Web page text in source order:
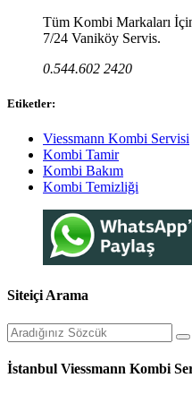
Tüm Kombi Markaları
7/24 Vaniköy Servis.
0.544.602 2420
Etiketler:
Viessmann Kombi Servisi
Kombi Tamir
Kombi Bakım
Kombi Temizliği
Siteiçi Arama
İstanbul Viessmann Kombi